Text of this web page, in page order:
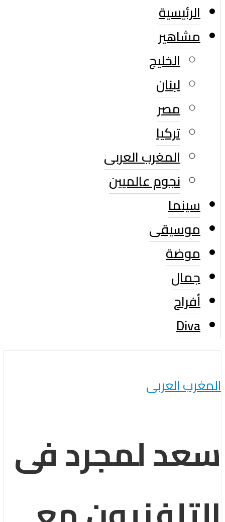
الرئيسية
مشاهير
الخليج
لبنان
مصر
تركيا
المغرب العربى
نجوم عالميين
سينما
موسيقى
موضة
جمال
أفراح
Diva
المغرب العربى
سعد لمجرد فى